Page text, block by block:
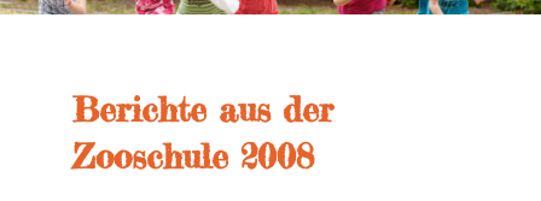
Berichte aus der
Zooschule 2008